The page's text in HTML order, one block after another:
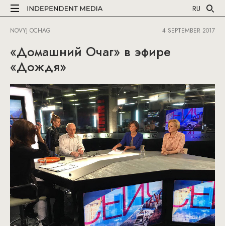
RU
NOVYJ OCHAG 4 SEPTEMBER 2017
«Домашний Очаг» в эфире
«Дождя»